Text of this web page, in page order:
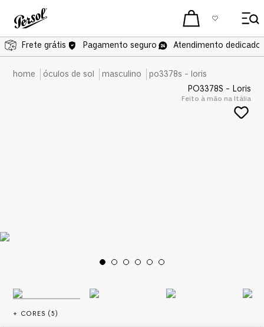
Frete grátis Pagamento seguro Atendimento dedicado
óculos de sol masculino
po3378s - loris
PO3378S - Loris
Feito à mão na Itália
+ CORES (5)